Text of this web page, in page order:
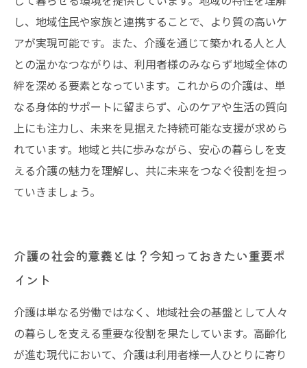
し、地域住民や家族と連携することで、より質の高いケ
アが実現可能です。また、介護を通じて築かれる人と人
との温かなつながりは、利用者様のみならず地域全体の
絆を深める要素となっています。これからの介護は、単
なる身体的サポートに留まらず、心のケアや生活の質向
上にも注力し、未来を見据えた持続可能な支援が求めら
れています。地域と共に歩みながら、安心の暮らしを支
える介護の魅力を理解し、共に未来をつなぐ役割を担っ
ていきましょう。
介護の社会的意義とは？今知っておきたい重要ポ
イント
介護は単なる労働ではなく、地域社会の基盤として人々
の暮らしを支える重要な役割を果たしています。高齢化
が進む現代において、介護は利用者様一人ひとりに寄り